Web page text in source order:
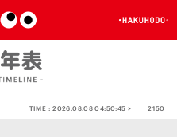
TIME :2026.08.08 04:50:45 > 2150